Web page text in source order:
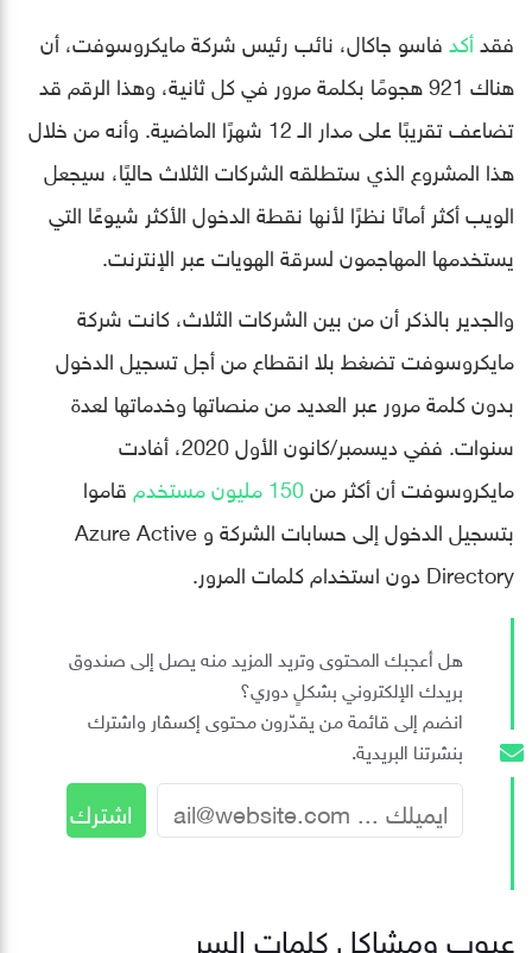
فقدأكدفاسو جاكال، نائب رئيس شركة مايكروسوفت، أن
هناك 921 هجومًا بكلمة مرور في كل ثانية، وهذا الرقم قد
تضاعف تقريبًا على مدار الـ 12 شهرًا الماضية. وأنه من خلال
هذا المشروع الذي ستطلقه الشركات الثلاث حاليًا، سيجعل
الويب أكثر أمانًا نظرًا لأنها نقطة الدخول الأكثر شيوعًا التي
يستخدمها المهاجمون لسرقة الهويات عبر الإنترنت.
والجدير بالذكر أن من بين الشركات الثلاث، كانت شركة
مايكروسوفت تضغط بلا انقطاع من أجل تسجيل الدخول
بدون كلمة مرور عبر العديد من منصاتها وخدماتها لعدة
سنوات. ففي ديسمبر/كانون الأول 2020، أفادت
مايكروسوفت أن أكثر من150 مليون مستخدم
قاموا
بتسجيل الدخول إلى حسابات الشركة و Azure Active
Directory دون استخدام كلمات المرور.
هل أعجبك المحتوى وتريد المزيد منه يصل إلى صندوق
بريدك الإلكتروني بشكلٍ دوري؟
انضم إلى قائمة من يقدّرون محتوى إكسڤار واشترك
بنشرتنا البريدية.
عيوب ومشاكل كلمات السر